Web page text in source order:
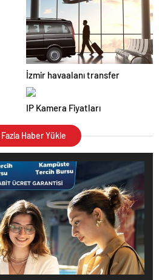
İzmir havaalanı transfer
IP Kamera Fiyatları
Haber Yükle